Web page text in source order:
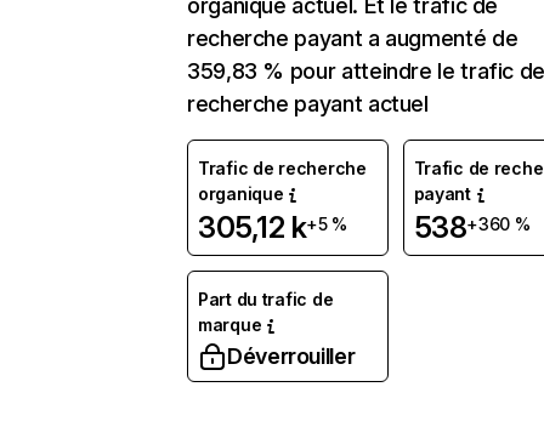
organique actuel. Et le trafic de
recherche payant a augmenté de
359,83 % pour atteindre le trafic
recherche payant actuel
Trafic de recherche
organique
305,12 k+5 %
Trafic de
payant
538+360 %
Part du trafic de
marque
Déverrouiller